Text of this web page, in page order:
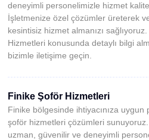
deneyimli personelimizle hizmet
İşletmenize özel çözümler üreterek
kesintisiz hizmet almanızı
Hizmetleri konusunda detaylı bilgi
bizimle iletişime geçin.
Finike Şoför Hizmetleri
Finike bölgesinde ihtiyacınıza uygun
şoför hizmetleri çözümleri sunuyoruz.
uzman, güvenilir ve deneyimli